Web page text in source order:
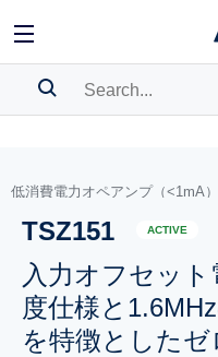
BOOKMARK
Please log in to show
低消費電力オペアンプ（<1mA）
TSZ151 ACTIVE
入力オフセッ
度仕様と
を特徴とした